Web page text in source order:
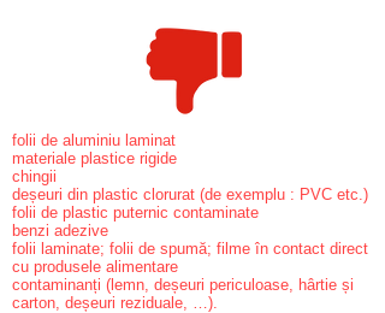
folii de aluminiu laminat
materiale plastice rigide
chingii
deșeuri din plastic clorurat (de exemplu : PVC etc.)
folii de plastic puternic contaminate
benzi adezive
folii laminate; folii de spumă; filme în contact direct
cu produsele alimentare
contaminanți (lemn, deșeuri periculoase, hârtie și
carton, deșeuri reziduale, …).